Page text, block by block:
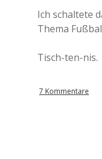
Ich schaltete
Thema
Tisch-ten-nis.
7 Kommentare